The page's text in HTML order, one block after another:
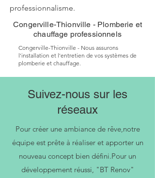
professionnalisme.
Congerville-Thionville - Plomberie et
chauffage professionnels
Congerville-Thionville - Nous assurons
l'installation et l'entretien de vos systèmes de
plomberie et chauffage.
Suivez-nous sur les
réseaux
Pour créer une ambiance de rêve,notre
équipe est prête à réaliser et apporter un
nouveau concept bien défini.Pour un
développement réussi, "BT Renov"